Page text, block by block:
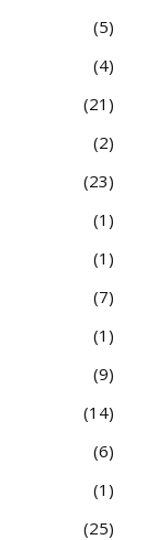
5
4
21
2
23
1
1
7
1
9
14
6
1
25